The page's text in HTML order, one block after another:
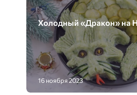
Холодный «Дракон» на
16 ноября 2023